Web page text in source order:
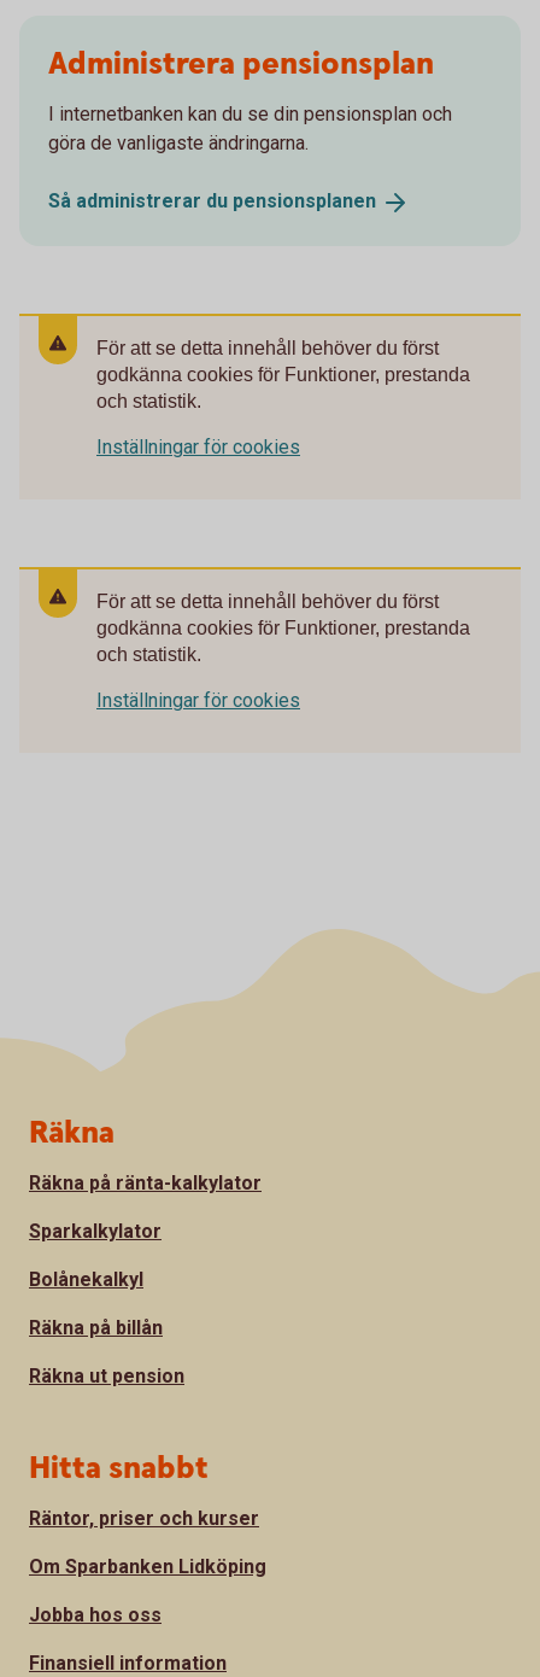
Administrera pensionsplan
I internetbanken kan du se din pensionsplan och
göra de vanligaste ändringarna.
Så administrerar du pensionsplanen
För att se detta innehåll behöver du först
godkänna cookies för Funktioner, prestanda
och statistik.
Inställningar för cookies
För att se detta innehåll behöver du först
godkänna cookies för Funktioner, prestanda
och statistik.
Inställningar för cookies
Sidfot
Räkna
Räkna på ränta-kalkylator
Sparkalkylator
Bolånekalkyl
Räkna på billån
Räkna ut pension
Hitta snabbt
Räntor, priser och kurser
Om Sparbanken Lidköping
Jobba hos oss
Finansiell information